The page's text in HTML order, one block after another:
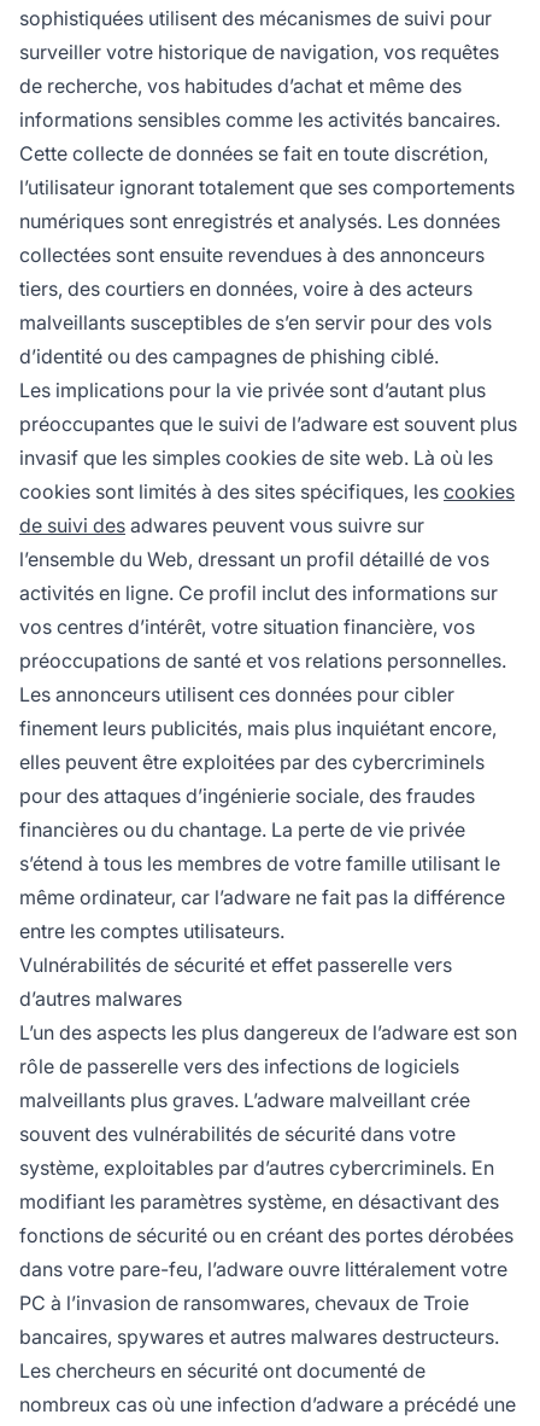
sophistiquées utilisent des mécanismes de suivi pour
surveiller votre historique de navigation, vos requêtes
de recherche, vos habitudes d’achat et même des
informations sensibles comme les activités bancaires.
Cette collecte de données se fait en toute discrétion,
l’utilisateur ignorant totalement que ses comportements
numériques sont enregistrés et analysés. Les données
collectées sont ensuite revendues à des annonceurs
tiers, des courtiers en données, voire à des acteurs
malveillants susceptibles de s’en servir pour des vols
d’identité ou des campagnes de phishing ciblé.
Les implications pour la vie privée sont d’autant plus
préoccupantes que le suivi de l’adware est souvent plus
invasif que les simples cookies de site web. Là où les
cookies sont limités à des sites spécifiques, les cookies
de suivi des adwares peuvent vous suivre sur
l’ensemble du Web, dressant un profil détaillé de vos
activités en ligne. Ce profil inclut des informations sur
vos centres d’intérêt, votre situation financière, vos
préoccupations de santé et vos relations personnelles.
Les annonceurs utilisent ces données pour cibler
finement leurs publicités, mais plus inquiétant encore,
elles peuvent être exploitées par des cybercriminels
pour des attaques d’ingénierie sociale, des fraudes
financières ou du chantage. La perte de vie privée
s’étend à tous les membres de votre famille utilisant le
même ordinateur, car l’adware ne fait pas la différence
entre les comptes utilisateurs.
Vulnérabilités de sécurité et effet passerelle vers
d’autres malwares
L’un des aspects les plus dangereux de l’adware est son
rôle de passerelle vers des infections de logiciels
malveillants plus graves. L’adware malveillant crée
souvent des vulnérabilités de sécurité dans votre
système, exploitables par d’autres cybercriminels. En
modifiant les paramètres système, en désactivant des
fonctions de sécurité ou en créant des portes dérobées
dans votre pare-feu, l’adware ouvre littéralement votre
PC à l’invasion de ransomwares, chevaux de Troie
bancaires, spywares et autres malwares destructeurs.
Les chercheurs en sécurité ont documenté de
nombreux cas où une infection d’adware a précédé une